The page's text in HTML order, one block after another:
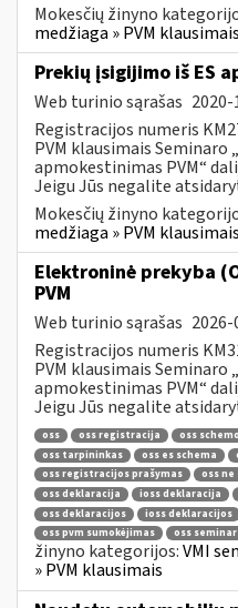
Mokesčių žinyno
medžiaga » PVM klausimais
Prekių įsigijimo iš ES
Web turinio sąrašas
Registracijos numeris
PVM klausimais Seminaro
apmokestinimas PVM“
Jeigu Jūs negalite
Mokesčių žinyno
medžiaga » PVM klausimais
Elektroninė prekyba
PVM
Web turinio sąrašas
Registracijos numeris
PVM klausimais Seminaro
apmokestinimas PVM“
Jeigu Jūs negalite
oss oss registracija oss
oss tarpininkas
oss es schema
oss registracijos prašymas
oss
oss deklaracija
ioss deklaracija
oss deklaracijos
ioss deklaracijos
oss pvm sumokėjimas
oss
žinyno kategorijos:VMI
» PVM klausimais